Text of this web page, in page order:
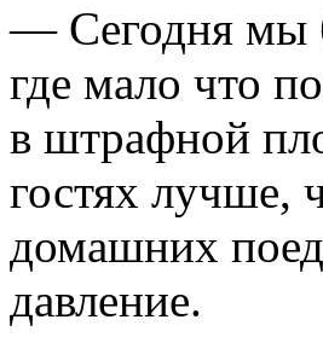
— Сегодня мы
где мало что
в штрафной
гостях лучше,
домашних
давление.